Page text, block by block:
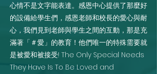
心情不是文字能表達。感恩中心提供了那麼好
的設備給學生們，感恩老師和校長的愛心與耐
心，我們見到老師與學生之間的互動，那是充
滿著「＃愛」的教育！他們唯一的特殊需要就
是被愛和被接受! The Only Special Needs
They Have Is To Be Loved and